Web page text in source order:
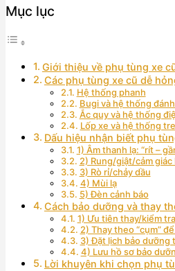
Mục lục
Giới thiệu về phụ tùng xe
Các phụ tùng xe cũ dễ
Hệ thống phanh
Bugi và hệ thống
Ắc quy và hệ thống
Lốp xe và hệ thống
Dấu hiệu nhận biết phụ
1) Âm thanh lạ: “rít –
2) Rung/giật/cảm giác
3) Rò rỉ/chảy dầu
4) Mùi lạ
5) Đèn cảnh báo
Cách bảo dưỡng và thay
1) Ưu tiên thay/kiểm
2) Thay theo “cụm”
3) Đặt lịch bảo dưỡng
4) Lưu hồ sơ bảo
Lời khuyên khi chọn phụ